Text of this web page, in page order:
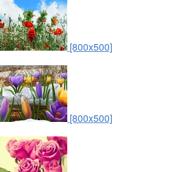
[800x500]
[800x500]